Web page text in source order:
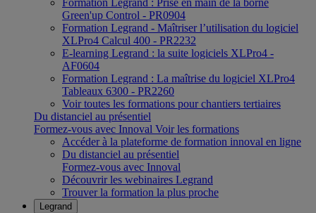
Formation Legrand : Prise en main de la borne
Green'up Control - PR0904
Formation Legrand - Maîtriser l’utilisation du logiciel
XLPro4 Calcul 400 - PR2232
E-learning Legrand : la suite logiciels XLPro4 -
AF0604
Formation Legrand : La maîtrise du logiciel XLPro4
Tableaux 6300 - PR2260
Voir toutes les formations pour chantiers tertiaires
Du distanciel au présentiel
Formez-vous avec Innoval Voir les formations
Accéder à la plateforme de formation innoval en ligne
Du distanciel au présentiel
Formez-vous avec Innoval
Découvrir les webinaires Legrand
Trouver la formation la plus proche
Legrand